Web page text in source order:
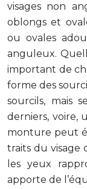
visages non
oblongs et
ou ovales
anguleux.
important de
forme des
sourcils, mais
derniers, voire,
monture peut
traits du visage
les yeux
apporte de